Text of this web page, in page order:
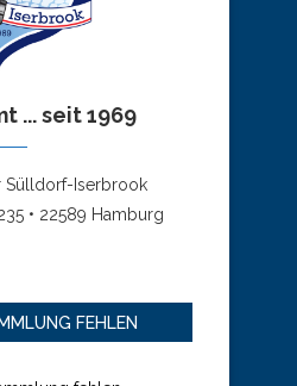
... seit 1969
Sülldorf-Iserbrook
• 22589 Hamburg
FEHLEN